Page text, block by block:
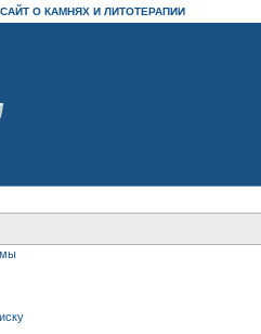
САЙТ О КАМНЯХ И ЛИТОТЕРАПИИ